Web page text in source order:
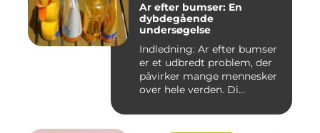
Ar efter bumser: En
dybdegående
undersøgelse
Indledning: Ar efter bumser
er et udbredt problem, der
påvirker mange mennesker
over hele verden. Di...